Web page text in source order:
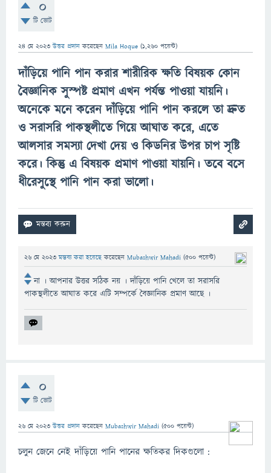
0
টি ভোট
24 মে 2023 উত্তর প্রদান করেছেন Mila Hoque (1,260 পয়েন্ট)
দাঁড়িয়ে পানি পান করার শারীরিক ক্ষতি বিষয়ক কোন
বৈজ্ঞানিক সুস্পষ্ট প্রমাণ এখন পর্যন্ত পাওয়া যায়নি।
অনেকে মনে করেন দাঁড়িয়ে পানি পান করলে তা দ্রুত
ও সরাসরি পাকস্থলীতে গিয়ে আঘাত করে, এতে
আলসার সমস্যা দেখা দেয় ও কিডনির উপর চাপ সৃষ্টি
করে। কিন্তু এ বিষয়ক প্রমাণ পাওয়া যায়নি। তবে বসে
ধীরেসুস্থে পানি পান করা ভালো।
26 মে 2023 মন্তব্য করা হয়েছেকরেছেন Mubashwir Mahadi (500 পয়েন্ট)
না । আপনার উত্তর সঠিক নয় । দাঁড়িয়ে পানি খেলে তা সরাসরি
পাকস্থলীতে আঘাত করে এটি সম্পর্কে বৈজ্ঞানিক প্রমাণ আছে ।
0
টি ভোট
26 মে 2023 উত্তর প্রদান করেছেন Mubashwir Mahadi (500 পয়েন্ট)
চলুন জেনে নেই দাঁড়িয়ে পানি পানের ক্ষতিকর দিকগুলো :